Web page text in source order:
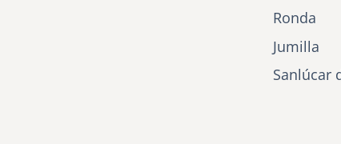
Ronda
Jumilla
Sanlúcar